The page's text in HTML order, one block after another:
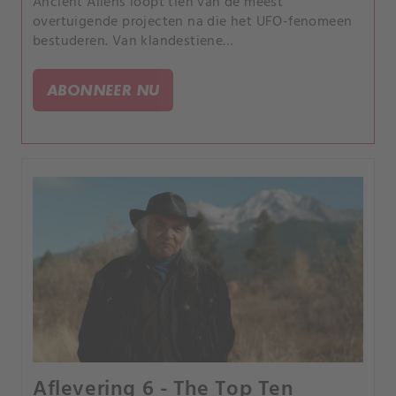
overtuigende projecten na die het UFO-fenomeen
bestuderen. Van klandestiene
getuigen het zwijgen opleggen en geheime
programma's om buitenaardse technologie te
winnen.
ABONNEER NU